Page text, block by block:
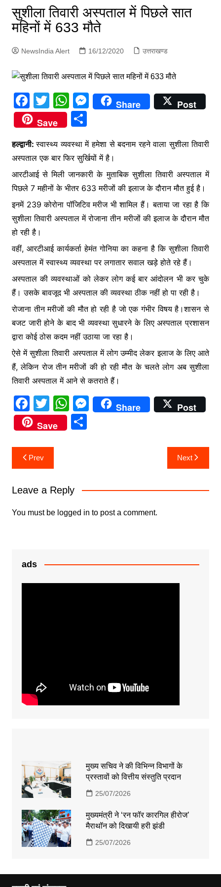
सुशीला तिवारी अस्पताल में पिछले सात
महिनों में 633 मौते
NewsIndia Alert 16/12/2020 उत्तराखण्ड
F
a
c
e
b
o
o
k
T
w
itt
er
W
h
at
s
A
p
p
M
e
s
e
n
g
er
Share
Post
Save
S
ar
e
हल्द्वानी:स्वास्थ्य व्यवस्था में हमेशा से बदनाम रहने वाला सुशीला तिवारी
अस्पताल एक बार फिर सुर्खियों में है।
आरटीआई से मिली जानकारी के मुताबिक सुशीला तिवारी अस्पताल में
पिछले 7 महीनों के भीतर 633 मरीजों की इलाज के दौरान मौत हुई है।
इनमें 239 कोरोना पॉजिटिव मरीज भी शामिल हैं। बताया जा रहा है कि
सुशीला तिवारी अस्पताल में रोजाना तीन मरीजों की इलाज के दौरान मौत
हो रही है।
वहीं, आरटीआई कार्यकर्ता हेमंत गोनिया का कहना है कि सुशीला तिवारी
अस्पताल में स्वास्थ्य व्यवस्था पर लगातार सवाल खड़े होते रहे हैं।
अस्पताल की व्यवस्थाओं को लेकर लोग कई बार आंदोलन भी कर चुके
हैं। उसके बावजूद भी अस्पताल की व्यवस्था ठीक नहीं हो पा रही है।
रोजाना तीन मरीजों की मौत हो रही है जो एक गंभीर विषय है।शासन से
बजट जारी होने के बाद भी व्यवस्था सुधारने के लिए अस्पताल प्रशासन
द्वारा कोई ठोस कदम नहीं उठाया जा रहा है।
ऐसे में सुशीला तिवारी अस्पताल में लोग उम्मीद लेकर इलाज के लिए आते
हैं, लेकिन रोज तीन मरीजों की हो रही मौत के चलते लोग अब सुशीला
तिवारी अस्पताल में आने से कतराते हैं।
F
a
c
e
b
o
k
T
w
itt
er
W
h
at
p
p
M
e
er
Share
Post
Save
S
Post
navigation
Prev Next
Leave a Reply
You must be logged in to post a comment.
ads
मुख्य सचिव ने की विभिन्न विभागों के
प्रस्तावों को वित्तीय संस्तुति प्रदान
25/07/2026
मुख्यमंत्री ने ‘रन फॉर कारगिल हीरोज’
मैराथॉन को दिखायी हरी झंडी
25/07/2026